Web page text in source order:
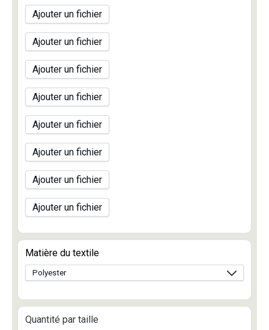
Ajouter un fichier
Ajouter un fichier
Ajouter un fichier
Ajouter un fichier
Ajouter un fichier
Ajouter un fichier
Ajouter un fichier
Ajouter un fichier
Matière du textile
Quantité par taille